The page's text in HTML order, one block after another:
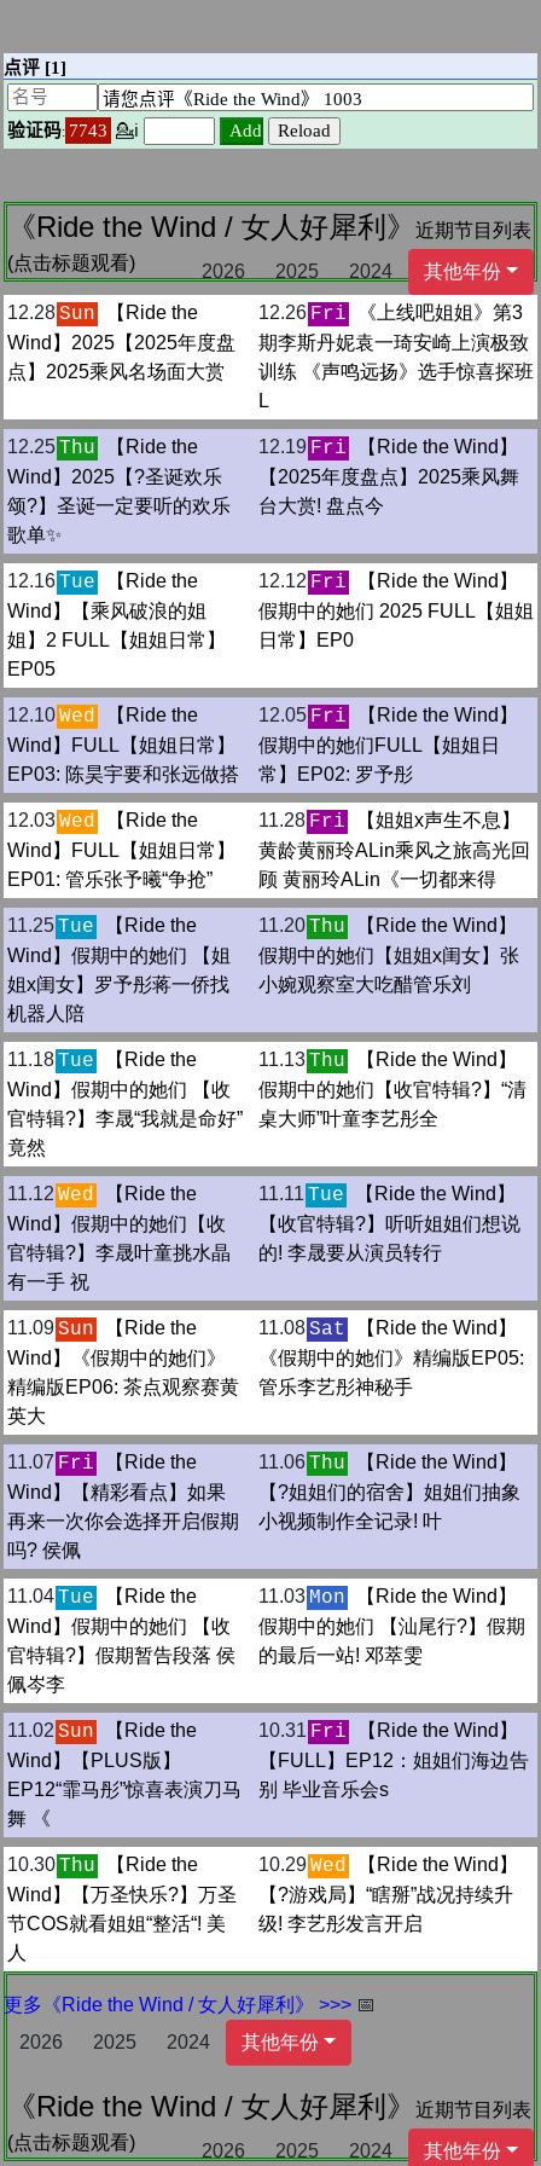
《Ride the Wind / 女人好犀利》
近期节目列表
(点击标题观看)
2026 2025 2024
其他年份
12.28Sun
【Ride the
Wind】2025【2025年度盘
点】2025乘风名场面大赏
12.26 Fri
《上线吧姐姐》第3
期李斯丹妮袁一琦安崎上演极致
训练 《声鸣远扬》选手惊喜探班
L
12.25Thu
【Ride the
Wind】2025【?圣诞欢乐
颂?】圣诞一定要听的欢乐
歌单✨
12.19 Fri
【Ride the Wind】
【2025年度盘点】2025乘风舞
台大赏! 盘点今
12.16Tue
【Ride the
Wind】【乘风破浪的姐
姐】2 FULL【姐姐日常】
EP05
12.12 Fri
【Ride the Wind】
假期中的她们 2025 FULL【姐姐
日常】EP0
12.10Wed
【Ride the
Wind】FULL【姐姐日常】
EP03: 陈昊宇要和张远做搭
12.05 Fri
【Ride the Wind】
假期中的她们FULL【姐姐日
常】EP02: 罗予彤
12.03Wed
【Ride the
Wind】FULL【姐姐日常】
EP01: 管乐张予曦“争抢”
11.28 Fri
【姐姐x声生不息】
黄龄黄丽玲ALin乘风之旅高光回
顾 黄丽玲ALin《一切都来得
11.25Tue
【Ride the
Wind】假期中的她们 【姐
姐x闺女】罗予彤蒋一侨找
机器人陪
11.20Thu
【Ride the Wind】
假期中的她们【姐姐x闺女】张
小婉观察室大吃醋管乐刘
11.18Tue
【Ride the
Wind】假期中的她们 【收
官特辑?】李晟“我就是命好”
竟然
11.13Thu
【Ride the Wind】
假期中的她们【收官特辑?】“清
桌大师”叶童李艺彤全
11.12 Wed
【Ride the
Wind】假期中的她们【收
官特辑?】李晟叶童挑水晶
有一手 祝
11.11 Tue
【Ride the Wind】
【收官特辑?】听听姐姐们想说
的! 李晟要从演员转行
11.09Sun
【Ride the
Wind】《假期中的她们》
精编版EP06: 茶点观察赛黄
英大
11.08Sat
【Ride the Wind】
《假期中的她们》精编版EP05:
管乐李艺彤神秘手
11.07 Fri
【Ride the
Wind】【精彩看点】如果
再来一次你会选择开启假期
吗? 侯佩
11.06Thu
【Ride the Wind】
【?姐姐们的宿舍】姐姐们抽象
小视频制作全记录! 叶
11.04Tue
【Ride the
Wind】假期中的她们 【收
官特辑?】假期暂告段落 侯
佩岑李
11.03 Mon
【Ride the Wind】
假期中的她们 【汕尾行?】假期
的最后一站! 邓萃雯
11.02 Sun
【Ride the
Wind】【PLUS版】
EP12“霏马彤”惊喜表演刀马
舞 《
10.31 Fri
【Ride the Wind】
【FULL】EP12：姐姐们海边告
别 毕业音乐会s
10.30Thu
【Ride the
Wind】【万圣快乐?】万圣
节COS就看姐姐“整活“! 美
人
10.29Wed
【Ride the Wind】
【?游戏局】“瞎掰”战况持续升
级! 李艺彤发言开启
更多《Ride the Wind / 女人好犀利》 >>> 📅
2026
2025 2024 其他年份
《Ride the Wind / 女人好犀利》
近期节目列表
(点击标题观看)
2026 2025 2024 其他年份